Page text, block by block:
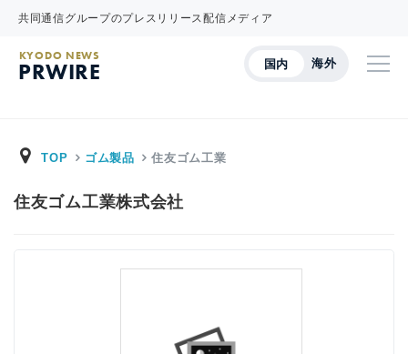
共同通信グループのプレスリリース配信メディア
国内 海外
KYODO NEWS
PRWIRE
TOP ゴム製品 住友ゴム工業
住友ゴム工業株式会社